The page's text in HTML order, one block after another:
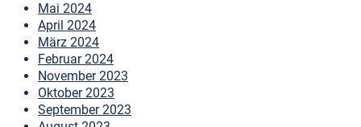
Mai 2024
April 2024
März 2024
Februar 2024
November 2023
Oktober 2023
September 2023